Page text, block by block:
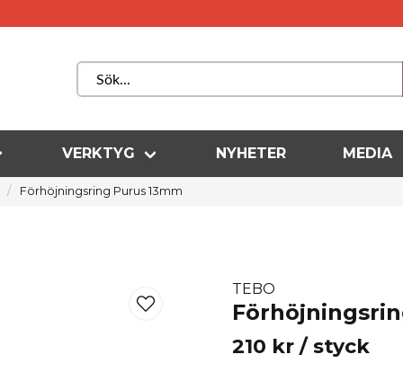
VERKTYG NYHETER MEDIA
Förhöjningsring Purus 13mm
TEBO
210 kr / styck